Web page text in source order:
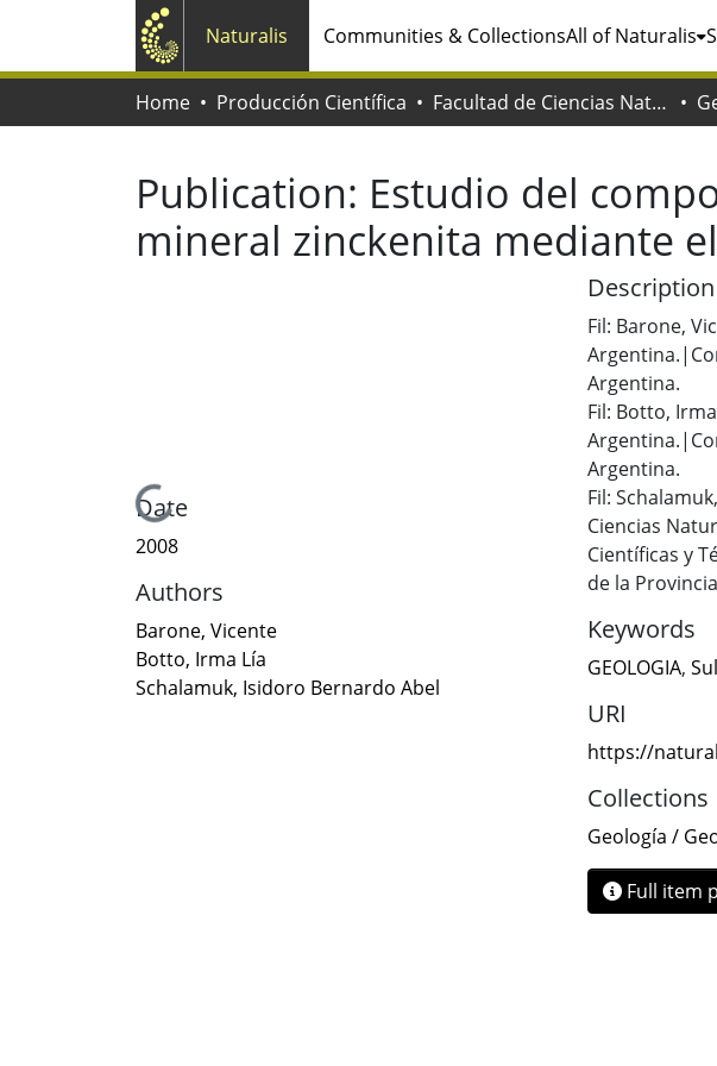
Naturalis Communities & CollectionsAll of Naturalis
Home Producción Científica Facultad de Ciencias Naturales y Museo
Publication: Estudio del
mineral zinckenita mediante
Loading...
Date
2008
Authors
Barone, Vicente
Botto, Irma Lía
Schalamuk, Isidoro Bernardo Abel
Description
Fil: Barone,
Argentina.
Fil: Botto,
Argentina.
Fil:
Ciencias
Científicas y
de la
Keywords
GEOLOGIA,
URI
https://
Collections
Geología /
Full item